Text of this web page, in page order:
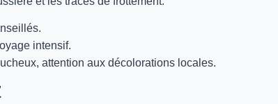
intensif.
attention aux décolorations locales.